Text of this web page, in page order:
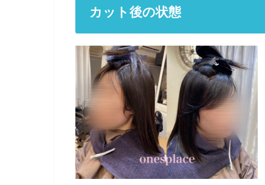
カット後の状態